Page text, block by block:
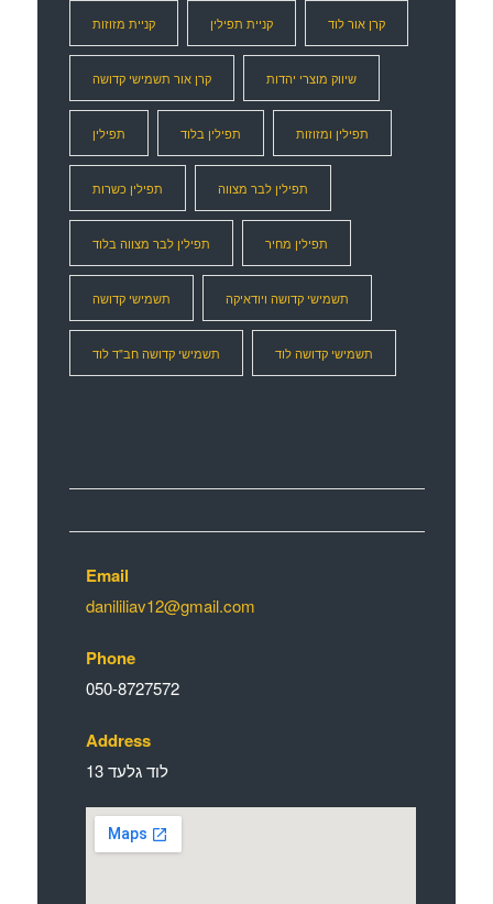
קניית מזוזות קניית תפילין קרן אור לוד
קרן אור תשמישי קדושה שיווק מוצרי יהדות
תפילין תפילין בלוד תפילין ומזוזות
תפילין כשרות תפילין לבר מצווה
תפילין לבר מצווה בלוד תפילין מחיר
תשמישי קדושה תשמישי קדושה ויודאיקה
תשמישי קדושה חב"ד לוד תשמישי קדושה לוד
Email
danililiav12@gmail.com
Phone
050-8727572
Address
לוד גלעד 13